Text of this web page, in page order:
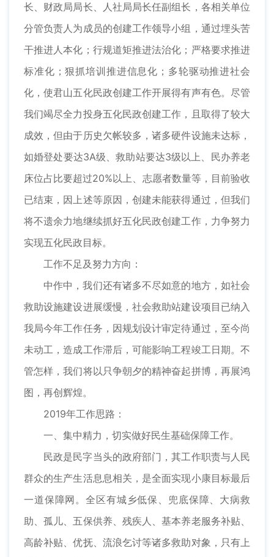
长、财政局局长、人社局局长任副组长，各相关单位
分管负责人为成员的创建工作领导小组，通过埋头苦
干推进人本化；行规道矩推进法治化；严格要求推进
标准化；狠抓培训推进信息化；多轮驱动推进社会
化，使君山五化民政创建工作开展得有声有色。尽管
我们竭尽全力投身五化民政创建工作，且取得了较大
成效，但由于历史欠帐较多，诸多硬件设施未达标，
如婚登处要达3A级、救助站要达3级以上、民办养老
床位占比要超过20%以上、志愿者数量等，目前验收
已结束，因上述等原因，创建未能获得通过，但我们
将不遗余力地继续抓好五化民政创建工作，力争努力
实现五化民政目标。
工作不足及努力方向：
中作中，我们还有诸多不尽如意的地方，如社会
救助设施建设进展缓慢，社会救助站建设项目已纳入
我局今年工作任务，因规划设计审定待通过，至今尚
未动工，造成工作滞后，可能影响工程竣工日期。不
管怎样，我们将以只争朝夕的精神奋起拼博，再展鸿
图，再创辉煌。
2019年工作思路：
一、集中精力，切实做好民生基础保障工作。
民政是民字当头的政府部门，其工作职责与人民
群众的生产生活息息相关，是全面实现小康目标最后
一道保障网。全区有城乡低保、兜底保障、大病救
助、孤儿、五保供养、残疾人、基本养老服务补贴、
高龄补贴、优抚、流浪乞讨等诸多救助对象，只有上